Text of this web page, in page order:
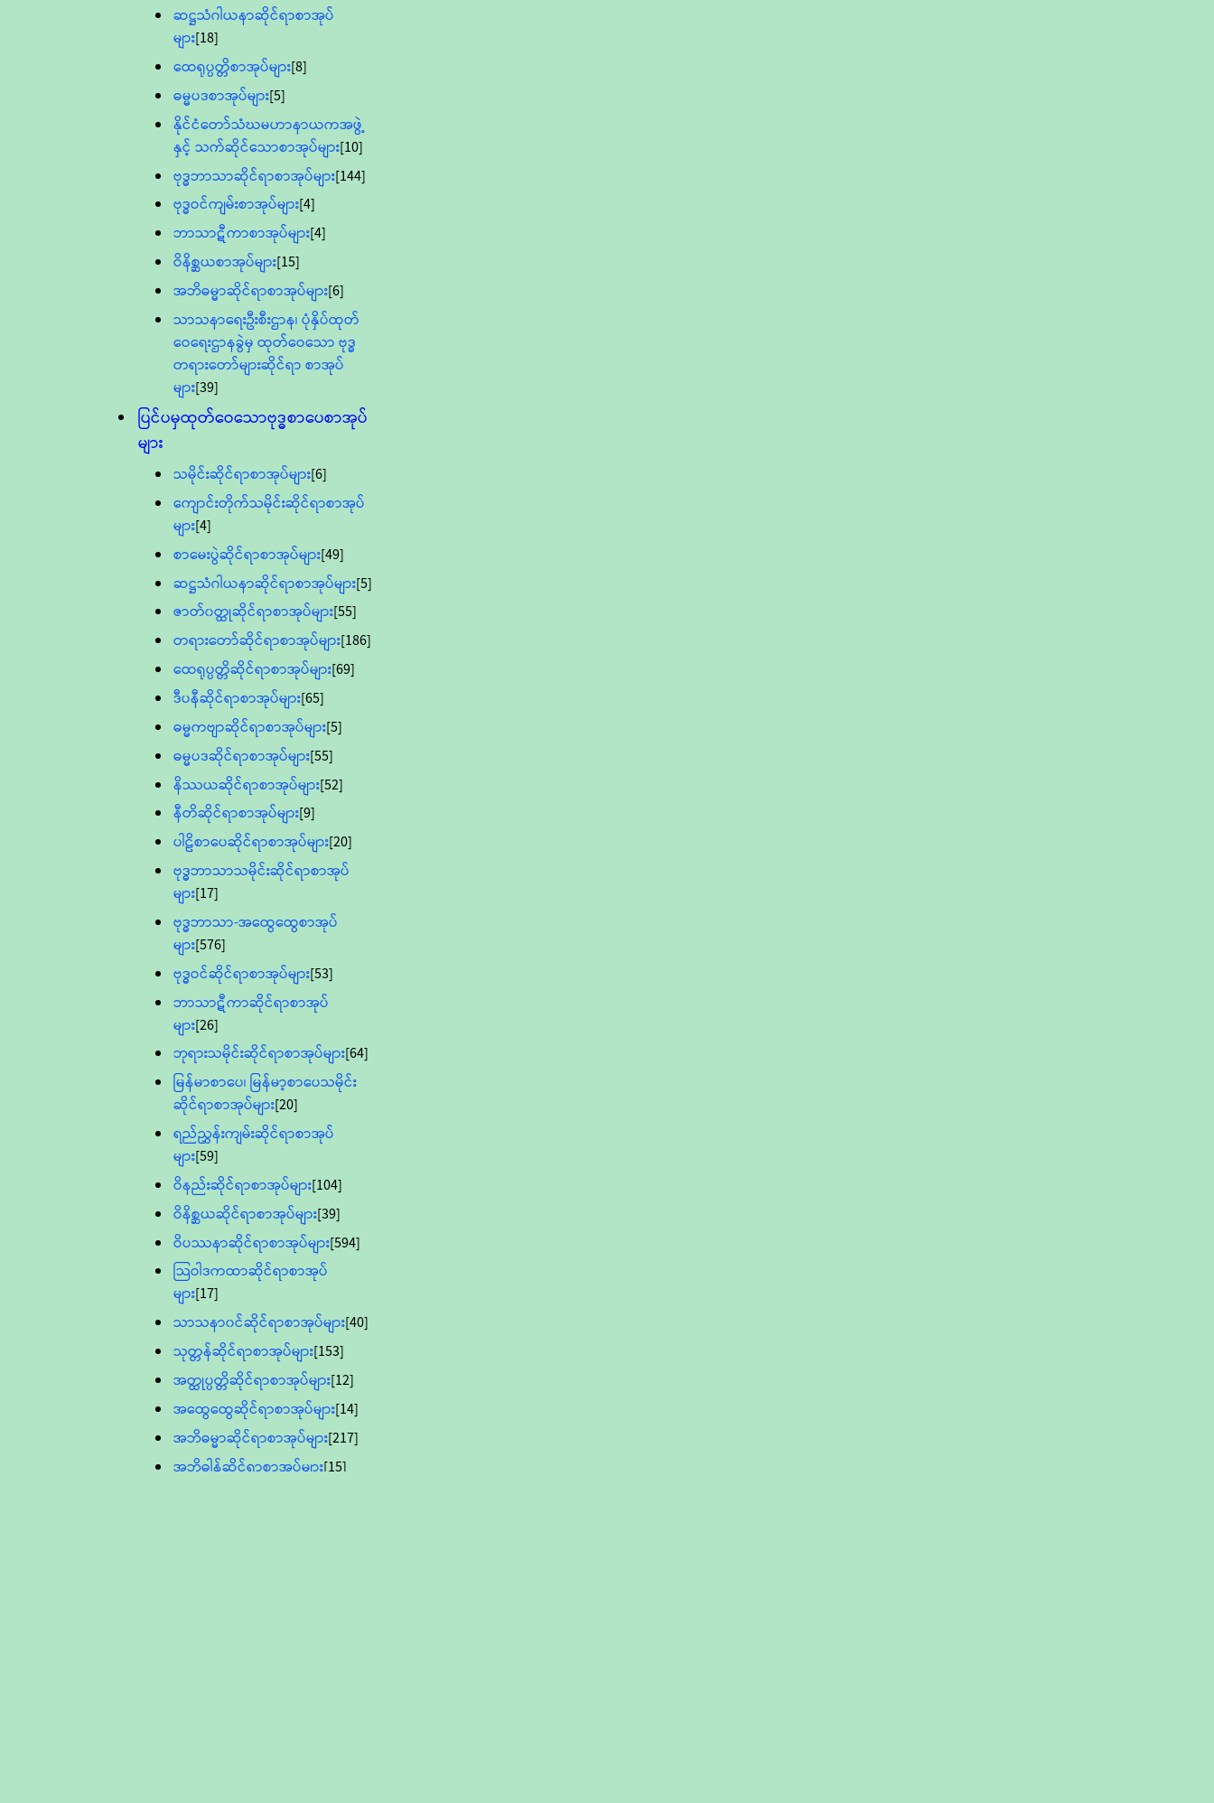
ဆဋ္ဌသံဂါယနာဆိုင်ရာစာအုပ်
များ[18]
ထေရုပ္ပတ္တိစာအုပ်များ[8]
ဓမ္မပဒစာအုပ်များ[5]
နိုင်ငံတော်သံဃမဟာနာယကအဖွဲ့
နှင့် သက်ဆိုင်သောစာအုပ်များ[10]
ဗုဒ္ဓဘာသာဆိုင်ရာစာအုပ်များ[144]
ဗုဒ္ဓဝင်ကျမ်းစာအုပ်များ[4]
ဘာသာဋီကာစာအုပ်များ[4]
ဝိနိစ္ဆယစာအုပ်များ[15]
အဘိဓမ္မာဆိုင်ရာစာအုပ်များ[6]
သာသနာရေးဦးစီးဌာန၊ ပုံနှိပ်ထုတ်
ဝေရေးဌာနခွဲမှ ထုတ်ဝေသော ဗုဒ္ဓ
တရားတော်များဆိုင်ရာ စာအုပ်
များ[39]
ပြင်ပမှထုတ်ဝေသောဗုဒ္ဓစာပေစာအုပ်
များ
သမိုင်းဆိုင်ရာစာအုပ်များ[6]
ကျောင်းတိုက်သမိုင်းဆိုင်ရာစာအုပ်
များ[4]
စာမေးပွဲဆိုင်ရာစာအုပ်များ[49]
ဆဋ္ဌသံဂါယနာဆိုင်ရာစာအုပ်များ[5]
ဇာတ်၀တ္ထုဆိုင်ရာစာအုပ်များ[55]
တရားတော်ဆိုင်ရာစာအုပ်များ[186]
ထေရုပ္ပတ္တိဆိုင်ရာစာအုပ်များ[69]
ဒီပနီဆိုင်ရာစာအုပ်များ[65]
ဓမ္မကဗျာဆိုင်ရာစာအုပ်များ[5]
ဓမ္မပဒဆိုင်ရာစာအုပ်များ[55]
နိဿယဆိုင်ရာစာအုပ်များ[52]
နီတိဆိုင်ရာစာအုပ်များ[9]
ပါဠိစာပေဆိုင်ရာစာအုပ်များ[20]
ဗုဒ္ဓဘာသာသမိုင်းဆိုင်ရာစာအုပ်
များ[17]
ဗုဒ္ဓဘာသာ-အထွေထွေစာအုပ်
များ[576]
ဗုဒ္ဓဝင်ဆိုင်ရာစာအုပ်များ[53]
ဘာသာဋီကာဆိုင်ရာစာအုပ်
များ[26]
ဘုရားသမိုင်းဆိုင်ရာစာအုပ်များ[64]
မြန်မာစာပေ၊ မြန်မာ့စာပေသမိုင်း
ဆိုင်ရာစာအုပ်များ[20]
ရည်ညွှန်းကျမ်းဆိုင်ရာစာအုပ်
များ[59]
ဝိနည်းဆိုင်ရာစာအုပ်များ[104]
ဝိနိစ္ဆယဆိုင်ရာစာအုပ်များ[39]
ဝိပဿနာဆိုင်ရာစာအုပ်များ[594]
သြဝါဒကထာဆိုင်ရာစာအုပ်
များ[17]
သာသနာ၀င်ဆိုင်ရာစာအုပ်များ[40]
သုတ္တန်ဆိုင်ရာစာအုပ်များ[153]
အတ္ထုပ္ပတ္တိဆိုင်ရာစာအုပ်များ[12]
အထွေထွေဆိုင်ရာစာအုပ်များ[14]
အဘိဓမ္မာဆိုင်ရာစာအုပ်များ[217]
အဘိဓါန်ဆိုင်ရာစာအုပ်များ[15]